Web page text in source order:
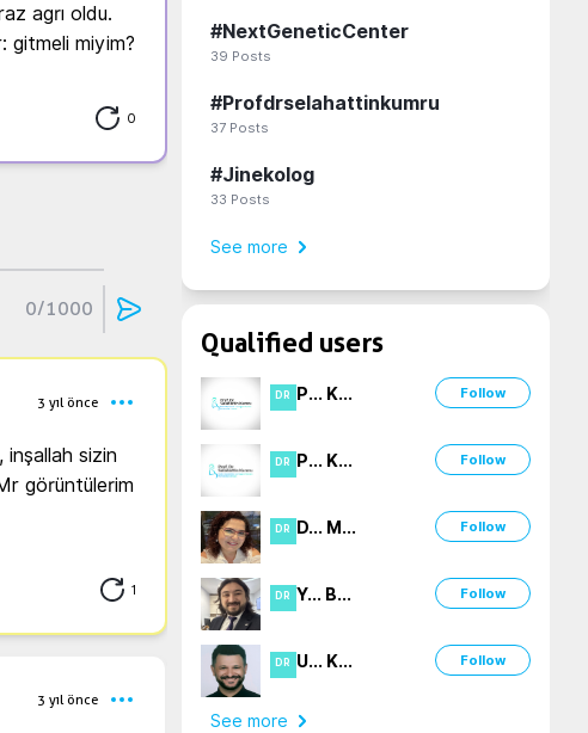
agrı oldu.
gitmeli miyim?
0
0/1000
3 yıl önce
sizin
görüntülerim
1
3 yıl önce
#NextGeneticCenter
39 Posts
#Profdrselahattinkumru
37 Posts
#Jinekolog
33 Posts
See more
Qualified users
DR P... K... Follow
DR P... K... Follow
DR D... M... Follow
DR Y... B... Follow
DR U... K... Follow
See more